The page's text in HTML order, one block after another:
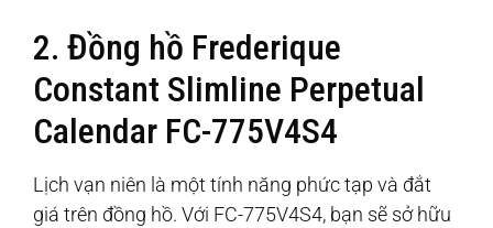
2. Đồng hồ Frederique
Constant Slimline Perpetual
Calendar FC-775V4S4
Lịch vạn niên là một tính năng phức tạp và đắt
giá trên đồng hồ. Với FC-775V4S4, bạn sẽ sở hữu